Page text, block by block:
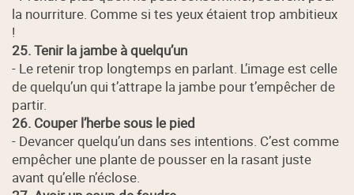
la nourriture. Comme si tes yeux étaient trop ambitieux
!
25. Tenir la jambe à quelqu’un
- Le retenir trop longtemps en parlant. L’image est celle
de quelqu’un qui t’attrape la jambe pour t’empêcher de
partir.
26. Couper l’herbe sous le pied
- Devancer quelqu’un dans ses intentions. C’est comme
empêcher une plante de pousser en la rasant juste
avant qu’elle n’éclose.